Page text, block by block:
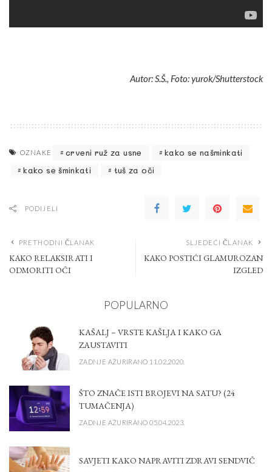
Autor: S.Š., Foto: yurok/Shutterstock
OZNAKE crveni ruž za usne
kako se našminkati
kako se šminkati
tuš za oči
PODIJELI
PRETHODNI ČLANAK
KAKO RELAKSIRATI I
ODMORITI OČI
SLJEDEĆI ČLANAK
KAKO POSTIĆI GLAMUROZAN
IZGLED
POPULARNO
KAŠALJ – VRSTE KAŠLJA I KAKO GA
ZAUSTAVITI
ZADNJE AŽURIRANO 11.02.2020.
ŠTO ZNAČE ISTI BROJEVI NA SATU? (24
TUMAČENJA)
ZADNJE AŽURIRANO 05.04.2023.
SAVJETI KAKO NAPRAVITI ZDRAVI SENDVIČ